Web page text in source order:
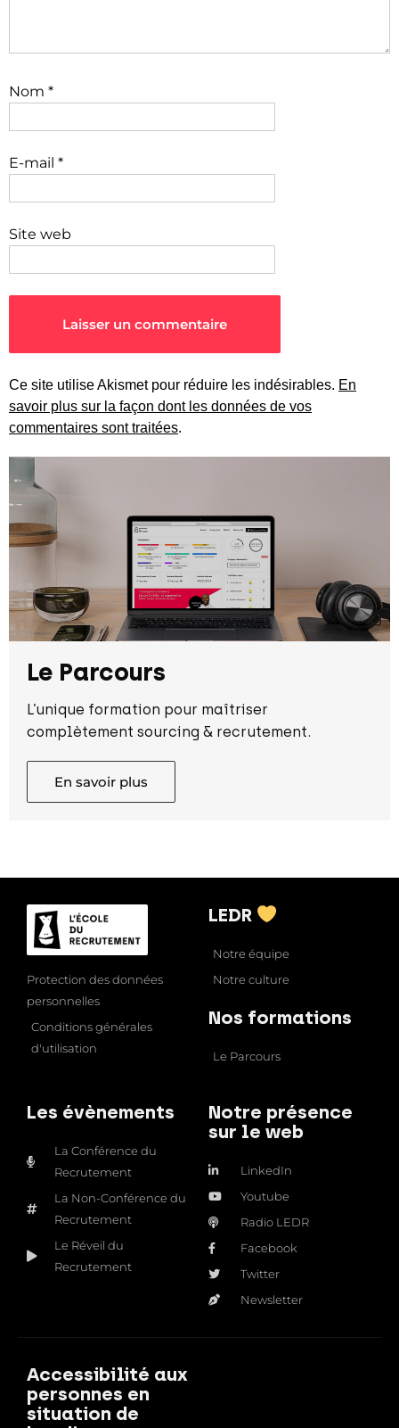
Le Parcours
L’unique formation pour maîtriser
complètement sourcing & recrutement.
En savoir plus
Nom *
E-mail *
Site web
Ce site utilise Akismet pour réduire les indésirables. En
savoir plus sur la façon dont les données de vos
commentaires sont traitées.
Protection des données
personnelles
Conditions générales
d'utilisation
LEDR
Notre équipe
Notre culture
Nos formations
Le Parcours
Les évènements
La Conférence du
Recrutement
La Non-Conférence du
Recrutement
Le Réveil du
Recrutement
Notre présence
sur le web
LinkedIn
Youtube
Radio LEDR
Facebook
Twitter
Newsletter
Accessibilité aux
personnes en
situation de